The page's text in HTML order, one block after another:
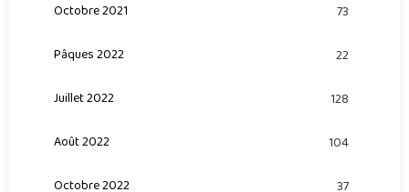
Octobre 2021 73
Pâques 2022 22
Juillet 2022 128
Août 2022 104
Octobre 2022 37